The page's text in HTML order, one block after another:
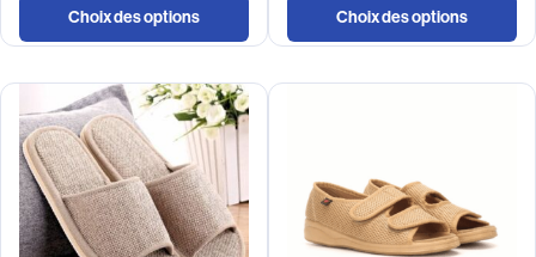
Choix des options Choix des options